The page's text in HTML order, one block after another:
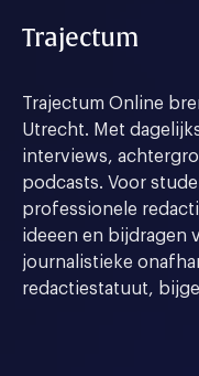
Trajectum
Trajectum Online
Utrecht. Met
interviews,
podcasts. Voor
professionele
ideeen en bijdragen
journalistieke
redactiestatuut,